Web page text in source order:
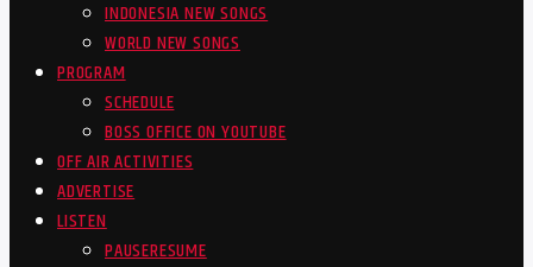
INDONESIA NEW SONGS
WORLD NEW SONGS
PROGRAM
SCHEDULE
BOSS OFFICE ON YOUTUBE
OFF AIR ACTIVITIES
ADVERTISE
LISTEN
PAUSERESUME